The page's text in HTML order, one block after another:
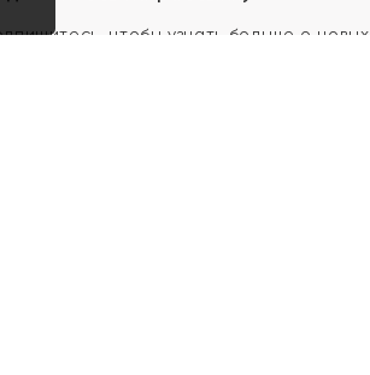
чтобы узнать больше о новых